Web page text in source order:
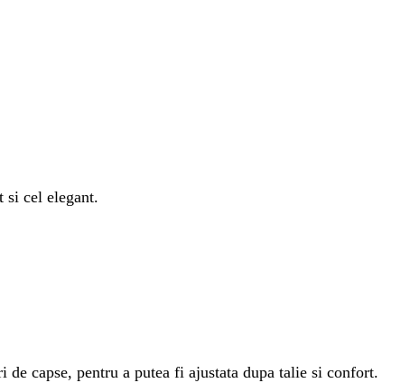
si cel elegant.
de capse, pentru a putea fi ajustata dupa talie si confort.